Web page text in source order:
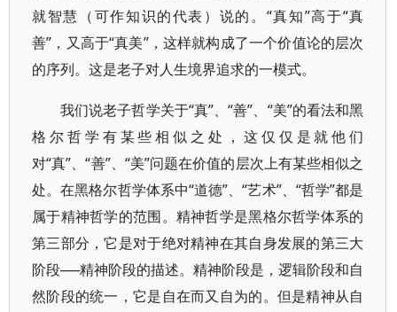
就智慧（可作知识的代表）说的。“真知”高于“真
善”，又高于“真美”，这样就构成了一个价值论的层次
的序列。这是老子对人生境界追求的一模式。
我们说老子哲学关于“真”、“善”、“美”的看法和黑
格尔哲学有某些相似之处，这仅仅是就他们
对“真”、“善”、“美”问题在价值的层次上有某些相似之
处。在黑格尔哲学体系中“道德”、“艺术”、“哲学”都是
属于精神哲学的范围。精神哲学是黑格尔哲学体系的
第三部分，它是对于绝对精神在其自身发展的第三大
阶段──精神阶段的描述。精神阶段是，逻辑阶段和自
然阶段的统一，它是自在而又自为的。但是精神从自